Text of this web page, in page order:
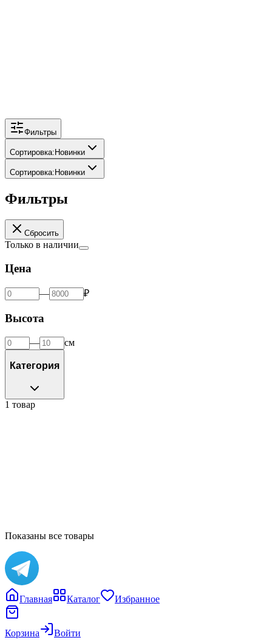
Фильтры
Сортировка: Новинки
Сортировка: Новинки
Фильтры
Сбросить
Только в наличии
Цена
— ₽
Высота
— см
Категория
1 товар
Показаны все товары
Главная Каталог Избранное
Корзина Войти